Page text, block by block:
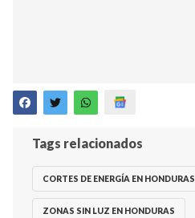
Tags relacionados
CORTES DE ENERGÍA EN HONDURAS
ZONAS SIN LUZ EN HONDURAS